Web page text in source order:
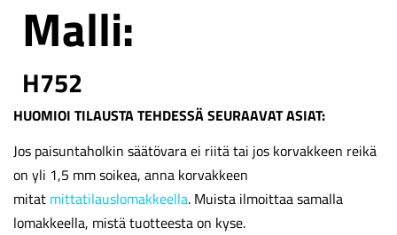
Malli:
H752
HUOMIOI TILAUSTA TEHDESSÄ SEURAAVAT ASIAT:
Jos paisuntaholkin säätövara ei riitä tai jos korvakkeen reikä
on yli 1,5 mm soikea, anna korvakkeen
mitat mittatilauslomakkeella. Muista ilmoittaa samalla
lomakkeella, mistä tuotteesta on kyse.